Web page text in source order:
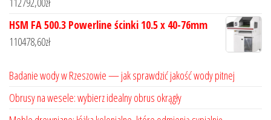
HSM FA 500.3 Powerline ścinki 10.5 x 40-76mm
110478,60zł
Badanie wody w Rzeszowie — jak sprawdzić jakość wody pitnej
Obrusy na wesele: wybierz idealny obrus okrągły